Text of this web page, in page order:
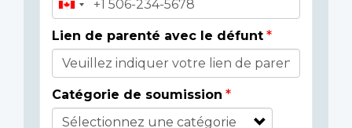
Lien de parenté avec le défunt
Catégorie de soumission